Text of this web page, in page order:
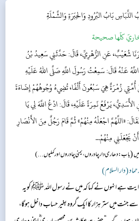
اللِّبَاسِبَابُ البُرُودِ وَالحِبَرَةِ وَالشَّمْلَةِ
كلّها صحيحة
شُعَيْبٌ، عَنِ الزُّهْرِيِّ، قَالَ: حَدَّثَنِي سَعِيدُ بْنُ
عَنْهُ قَالَ: سَمِعْتُ رَسُولَ اللَّهِ صَلَّى اللهُ عَلَيْهِ
زُمْرَةٌ هِيَ سَبْعُونَ أَلْفًا، تُضِيءُ وُجُوهُهُمْ إِضَاءَةَ
يَرْفَعُ نَمِرَةً عَلَيْهِ، قَالَ: ادْعُ اللَّهَ لِي يَا
«اللَّهُمَّ اجْعَلْهُ مِنْهُمْ» ثُمَّ قَامَ رَجُلٌ مِنَ الأَنْصَارِ
يَجْعَلَنِي مِنْهُمْ...
(باب: دھاری دار چادروں ، یمنی چادروں اور کملیوں ...)
(دار السلام)
ہے انہوں نے کہا کہ میں نے رسول اللہ ﷺ کویہ
میں ستر ہزار کا ایک گروہ بغیر حساب داخل ہوگا،